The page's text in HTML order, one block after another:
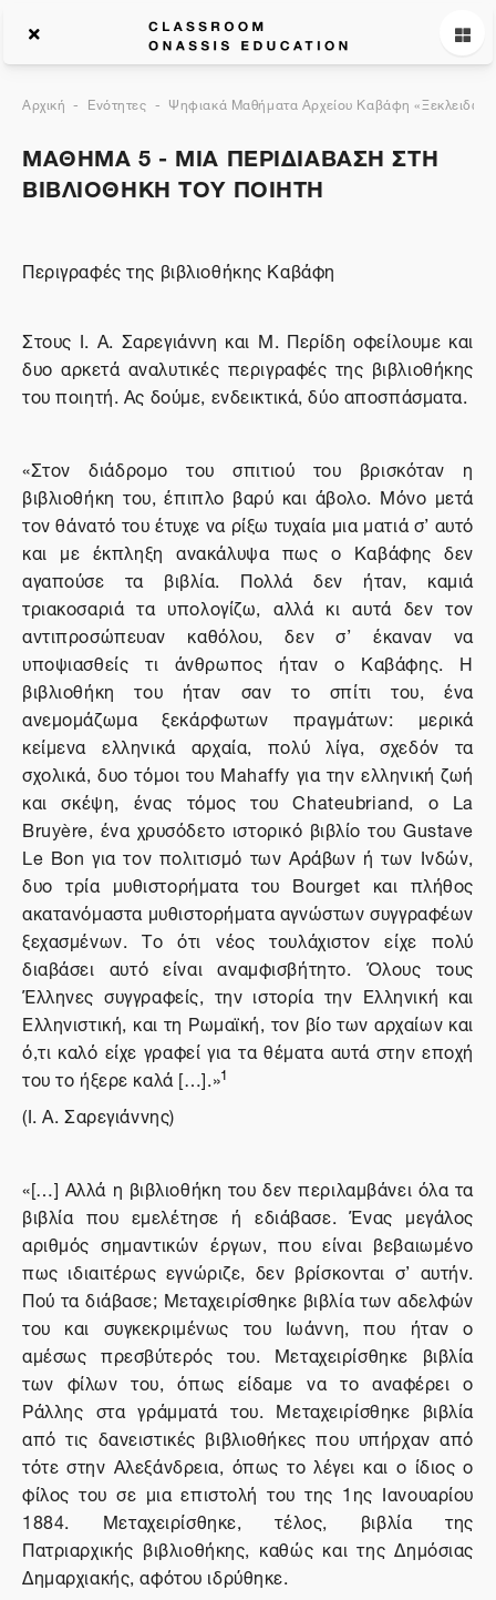
Αρχική Ενότητες Ψηφιακά Μαθήματα Αρχείου Καβάφη
ΜΑΘΗΜΑ 5 - ΜΙΑ ΠΕΡΙΔΙΑΒΑΣΗ ΣΤΗ
ΒΙΒΛΙΟΘΗΚΗ ΤΟΥ ΠΟΙΗΤΗ
Περιγραφές της βιβλιοθήκης Καβάφη
Στους Ι. Α. Σαρεγιάννη και Μ. Περίδη οφείλουμε και
δυο αρκετά αναλυτικές περιγραφές της βιβλιοθήκης
του ποιητή. Ας δούμε, ενδεικτικά, δύο αποσπάσματα.
«Στον διάδρομο του σπιτιού του βρισκόταν η
βιβλιοθήκη του, έπιπλο βαρύ και άβολο. Μόνο μετά
τον θάνατό του έτυχε να ρίξω τυχαία μια ματιά σ’ αυτό
και με έκπληξη ανακάλυψα πως ο Καβάφης δεν
αγαπούσε τα βιβλία. Πολλά δεν ήταν, καμιά
τριακοσαριά τα υπολογίζω, αλλά κι αυτά δεν τον
αντιπροσώπευαν καθόλου, δεν σ’ έκαναν να
υποψιασθείς τι άνθρωπος ήταν ο Καβάφης. Η
βιβλιοθήκη του ήταν σαν το σπίτι του, ένα
ανεμομάζωμα ξεκάρφωτων πραγμάτων: μερικά
κείμενα ελληνικά αρχαία, πολύ λίγα, σχεδόν τα
σχολικά, δυο τόμοι του Mahaffy για την ελληνική ζωή
και σκέψη, ένας τόμος του Chateubriand, ο La
Bruyère, ένα χρυσόδετο ιστορικό βιβλίο του Gustave
Le Bon για τον πολιτισμό των Αράβων ή των Ινδών,
δυο τρία μυθιστορήματα του Bourget και πλήθος
ακατανόμαστα μυθιστορήματα αγνώστων συγγραφέων
ξεχασμένων. Το ότι νέος τουλάχιστον είχε πολύ
διαβάσει αυτό είναι αναμφισβήτητο. Όλους τους
Έλληνες συγγραφείς, την ιστορία την Ελληνική και
Ελληνιστική, και τη Ρωμαϊκή, τον βίο των αρχαίων και
ό,τι καλό είχε γραφεί για τα θέματα αυτά στην εποχή
του το ήξερε καλά […].»1
(Ι. Α. Σαρεγιάννης)
«[…] Αλλά η βιβλιοθήκη του δεν περιλαμβάνει όλα τα
βιβλία που εμελέτησε ή εδιάβασε. Ένας μεγάλος
αριθμός σημαντικών έργων, που είναι βεβαιωμένο
πως ιδιαιτέρως εγνώριζε, δεν βρίσκονται σ’ αυτήν.
Πού τα διάβασε; Μεταχειρίσθηκε βιβλία των αδελφών
του και συγκεκριμένως του Ιωάννη, που ήταν ο
αμέσως πρεσβύτερός του. Μεταχειρίσθηκε βιβλία
των φίλων του, όπως είδαμε να το αναφέρει ο
Ράλλης στα γράμματά του. Μεταχειρίσθηκε βιβλία
από τις δανειστικές βιβλιοθήκες που υπήρχαν από
τότε στην Αλεξάνδρεια, όπως το λέγει και ο ίδιος ο
φίλος του σε μια επιστολή του της 1ης Ιανουαρίου
1884. Μεταχειρίσθηκε, τέλος, βιβλία της
Πατριαρχικής βιβλιοθήκης, καθώς και της Δημόσιας
Δημαρχιακής, αφότου ιδρύθηκε.